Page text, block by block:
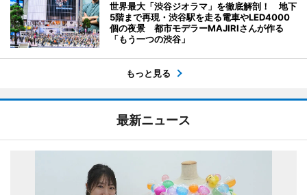
世界最大「渋谷ジオラマ」を徹底解剖！ 地下
5階まで再現・渋谷駅を走る電車やLED4000
個の夜景 都市モデラーMAJIRIさんが作る
「もう一つの渋谷」
もっと見る
最新ニュース